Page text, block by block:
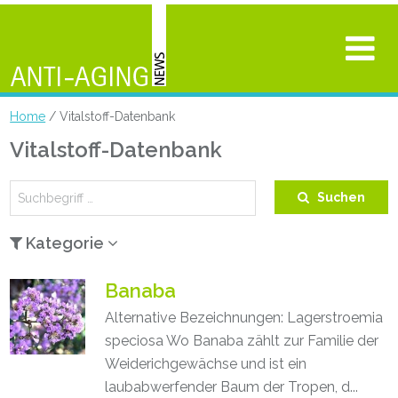
Home / Vitalstoff-Datenbank
Vitalstoff-Datenbank
Search
for:
Suchen
Kategorie
Banaba
Alternative Bezeichnungen: Lagerstroemia
speciosa Wo Banaba zählt zur Familie der
Weiderichgewächse und ist ein
laubabwerfender Baum der Tropen, d...